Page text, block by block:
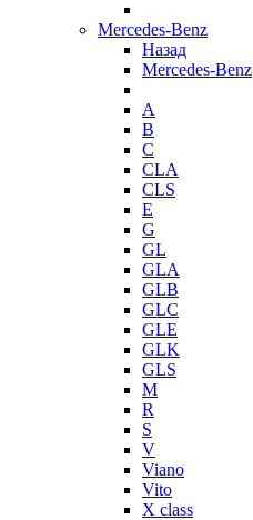
Mercedes-Benz
Назад
Mercedes-Benz
A
B
C
CLA
CLS
E
G
GL
GLA
GLB
GLC
GLE
GLK
GLS
M
R
S
V
Viano
Vito
X class